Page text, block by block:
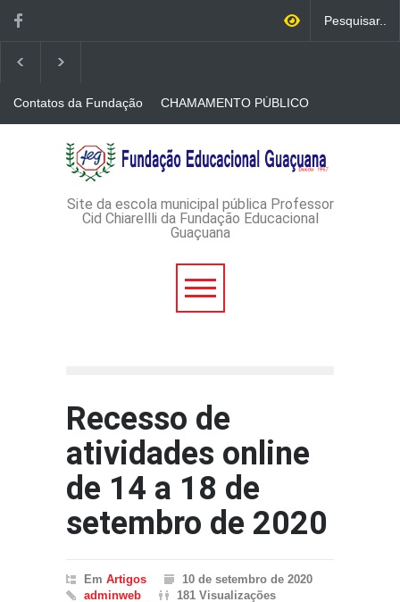
Contatos da Fundação
CHAMAMENTO PÚBLICO
CREDENCIAMENTO DE
IMPRESSOS
AVISO DE DISPENSA DE
LICITAÇÃO - DISPENSA DE
LICITAÇÃO Nº 53/2026-
ADMINISTRATIVO Nº
Site da escola municipal pública Professor
Cid Chiarellli da Fundação Educacional
Guaçuana
Recesso de
atividades online
de 14 a 18 de
setembro de 2020
Em Artigos
10 de setembro de 2020
adminweb
181 Visualizações